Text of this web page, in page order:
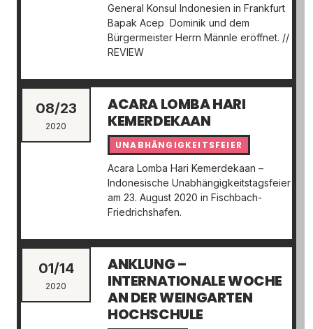
General Konsul Indonesien in Frankfurt
Bapak Acep Dominik und dem
Bürgermeister Herrn Männle eröffnet. //
REVIEW
08/23
2020
ACARA LOMBA HARI
KEMERDEKAAN
UNABHÄNGIGKEITSFEIER
Acara Lomba Hari Kemerdekaan –
Indonesische Unabhängigkeitstagsfeier
am 23. August 2020 in Fischbach-
Friedrichshafen.
01/14
2020
ANKLUNG –
INTERNATIONALE WOCHE
AN DER WEINGARTEN
HOCHSCHULE